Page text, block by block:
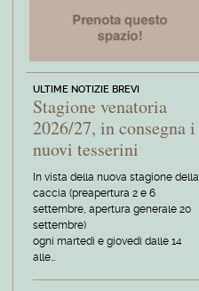
ULTIME NOTIZIE BREVI
Stagione venatoria
2026/27, in consegna i
nuovi tesserini
In vista della nuova stagione della
caccia (preapertura 2 e 6
settembre, apertura generale 20
settembre)
ogni martedì e giovedì dalle 14
alle…